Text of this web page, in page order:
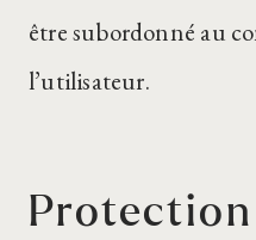
être subordonné au
l’utilisateur.
Protection